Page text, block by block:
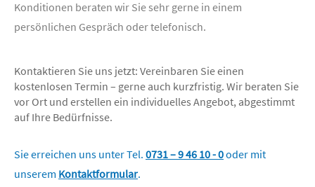
Konditionen beraten wir Sie sehr gerne in einem
persönlichen Gespräch oder telefonisch.
Kontaktieren Sie uns jetzt: Vereinbaren Sie einen
kostenlosen Termin – gerne auch kurzfristig. Wir beraten Sie
vor Ort und erstellen ein individuelles Angebot, abgestimmt
auf Ihre Bedürfnisse.
Sie erreichen uns unter Tel. 0731 – 9 46 10 - 0oder mit
unserem Kontaktformular.